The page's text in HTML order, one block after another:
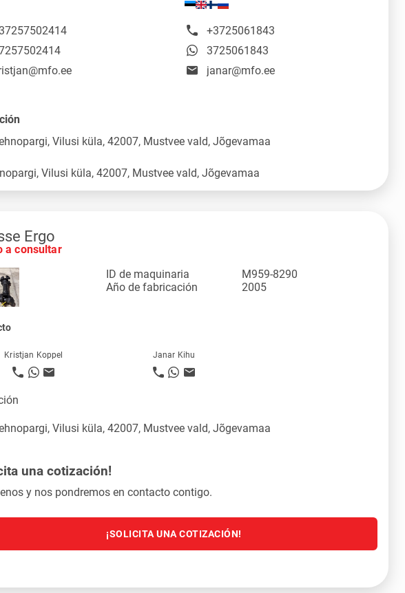
+3725061843
3725061843
janar@mfo.ee
Vilusi küla, 42007, Mustvee vald, Jõgevamaa
Ergo
a consultar
ID de maquinaria
M959-8290
Año de fabricación
2005
Kristjan Koppel Janar Kihu
Vilusi küla, 42007, Mustvee vald, Jõgevamaa
una cotización!
y nos pondremos en contacto contigo.
¡SOLICITA UNA COTIZACIÓN!